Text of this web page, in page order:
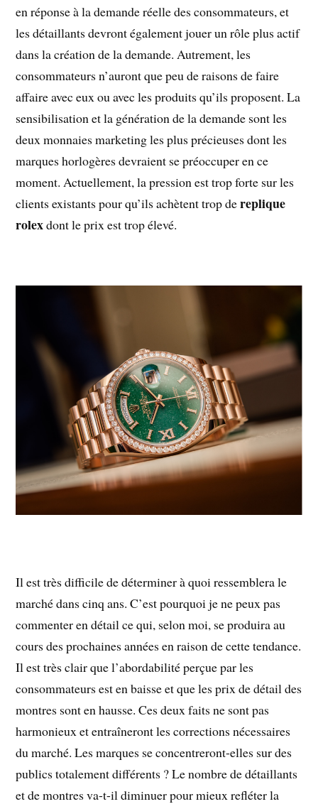
en réponse à la demande réelle des consommateurs, et
les détaillants devront également jouer un rôle plus actif
dans la création de la demande. Autrement, les
consommateurs n’auront que peu de raisons de faire
affaire avec eux ou avec les produits qu’ils proposent. La
sensibilisation et la génération de la demande sont les
deux monnaies marketing les plus précieuses dont les
marques horlogères devraient se préoccuper en ce
moment. Actuellement, la pression est trop forte sur les
clients existants pour qu’ils achètent trop dereplique
rolexdont le prix est trop élevé.
Il est très difficile de déterminer à quoi ressemblera le
marché dans cinq ans. C’est pourquoi je ne peux pas
commenter en détail ce qui, selon moi, se produira au
cours des prochaines années en raison de cette tendance.
Il est très clair que l’abordabilité perçue par les
consommateurs est en baisse et que les prix de détail des
montres sont en hausse. Ces deux faits ne sont pas
harmonieux et entraîneront les corrections nécessaires
du marché. Les marques se concentreront-elles sur des
publics totalement différents ? Le nombre de détaillants
et de montres va-t-il diminuer pour mieux refléter la